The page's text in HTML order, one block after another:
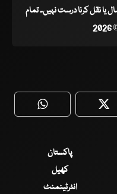
نقل کرنا درست نہیں۔ تمام
WhatsApp
پاکستان
کھیل
انٹرٹینمنٹ